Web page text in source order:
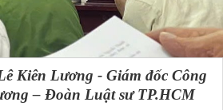
Kiên Lương - Giám đốc Công
– Đoàn Luật sư TP.HCM